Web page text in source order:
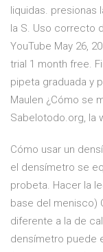
liquidas. presionas
la S. Uso correcto
YouTube May 26,
trial 1 month free.
pipeta graduada y
Maulen ¿Cómo se
Sabelotodo.org, la
Cómo usar un
el densímetro se
probeta. Hacer la
base del menisco)
diferente a la de
densímetro puede